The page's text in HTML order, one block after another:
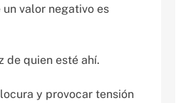
valor negativo es
de quien esté ahí.
y provocar tensión